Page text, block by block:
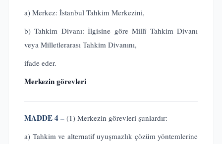
a) Merkez: İstanbul Tahkim Merkezini,
b) Tahkim Divanı: İlgisine göre Millî Tahkim Divanı
veya Milletlerarası Tahkim Divanını,
ifade eder.
Merkezin görevleri
MADDE 4 – (1) Merkezin görevleri şunlardır:
a) Tahkim ve alternatif uyuşmazlık çözüm yöntemlerine